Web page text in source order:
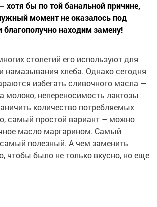
хотя бы по той банальной причине,
момент не оказалось под
находим замену!
столетий его используют для
намазывания хлеба. Однако сегодня
избегать сливочного масла —
молоко, непереносимость лактозы
количество потребляемых
самый простой вариант – можно
масло маргарином. Самый
полезный. А чем заменить
чтобы было не только вкусно, но еще